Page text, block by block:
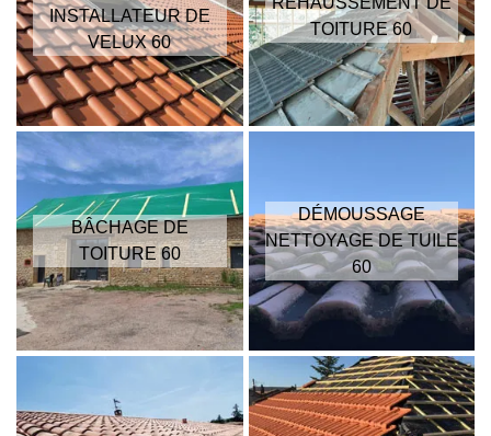
INSTALLATEUR DE
VELUX 60
TOITURE 60
BÂCHAGE DE
TOITURE 60
DÉMOUSSAGE
NETTOYAGE DE TUILE
60